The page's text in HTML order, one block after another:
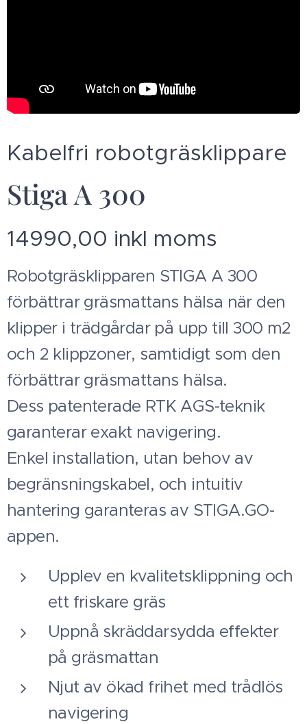
Kabelfri robotgräsklippare
Stiga A 300
14990,00 inkl moms
Robotgräsklipparen STIGA A 300
förbättrar gräsmattans hälsa när den
klipper i trädgårdar på upp till 300 m2
och 2 klippzoner, samtidigt som den
förbättrar gräsmattans hälsa.
Dess patenterade RTK AGS-teknik
garanterar exakt navigering.
Enkel installation, utan behov av
begränsningskabel, och intuitiv
hantering garanteras av STIGA.GO-
appen.
Upplev en kvalitetsklippning och
ett friskare gräs
Uppnå skräddarsydda effekter
på gräsmattan
Njut av ökad frihet med trådlös
navigering